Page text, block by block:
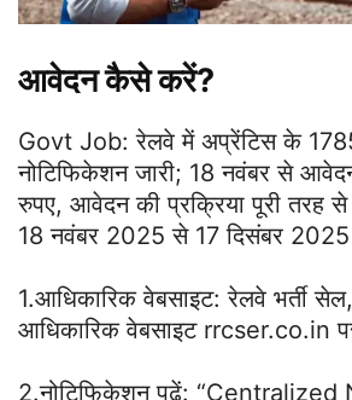
आवेदन कैसे करें?
Govt Job: रेलवे में अप्रेंटिस के 1785
नोटिफिकेशन जारी; 18 नवंबर से
रुपए, आवेदन की प्रक्रिया पूरी तरह
18 नवंबर 2025 से 17 दिसंबर
1.आधिकारिक वेबसाइट: रेलवे भर्ती सेल,
आधिकारिक वेबसाइट rrcser.co.in
2.नोटिफिकेशन पढ़ें: